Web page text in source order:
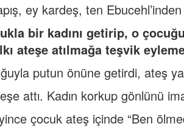
ey kardeş, ten
bir kadını getirip, o
ateşe atılmağa teşvik
putun önüne getirdi, ateş
attı. Kadın korkup gönlünü
çocuk ateş içinde “Ben